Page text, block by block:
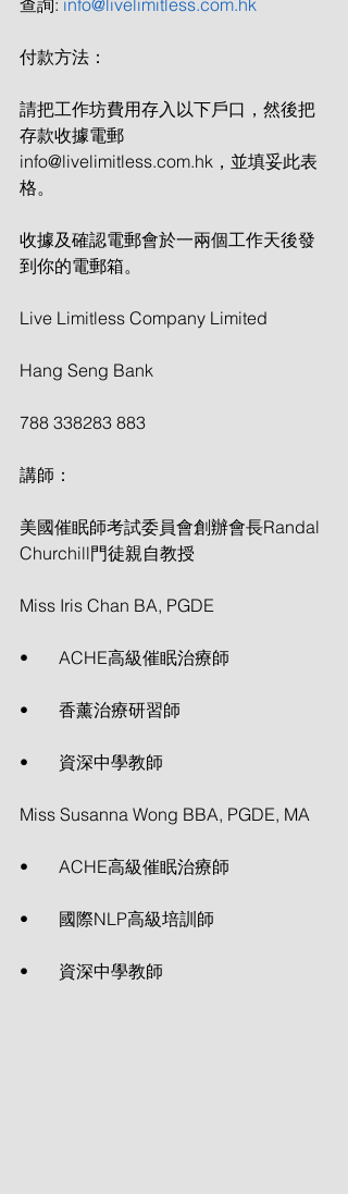
查詢: info@livelimitless.com.hk
付款方法：
請把工作坊費用存入以下戶口，然後把
存款收據電郵
info@livelimitless.com.hk，並填妥此表
格。
收據及確認電郵會於一兩個工作天後發
到你的電郵箱。
Live Limitless Company Limited
Hang Seng Bank
788 338283 883
講師：
美國催眠師考試委員會創辦會長Randal
Churchill門徒親自教授
Miss Iris Chan BA, PGDE
•       ACHE高級催眠治療師
•       香薰治療研習師
•       資深中學教師
Miss Susanna Wong BBA, PGDE, MA
•       ACHE高級催眠治療師
•       國際NLP高級培訓師
•       資深中學教師